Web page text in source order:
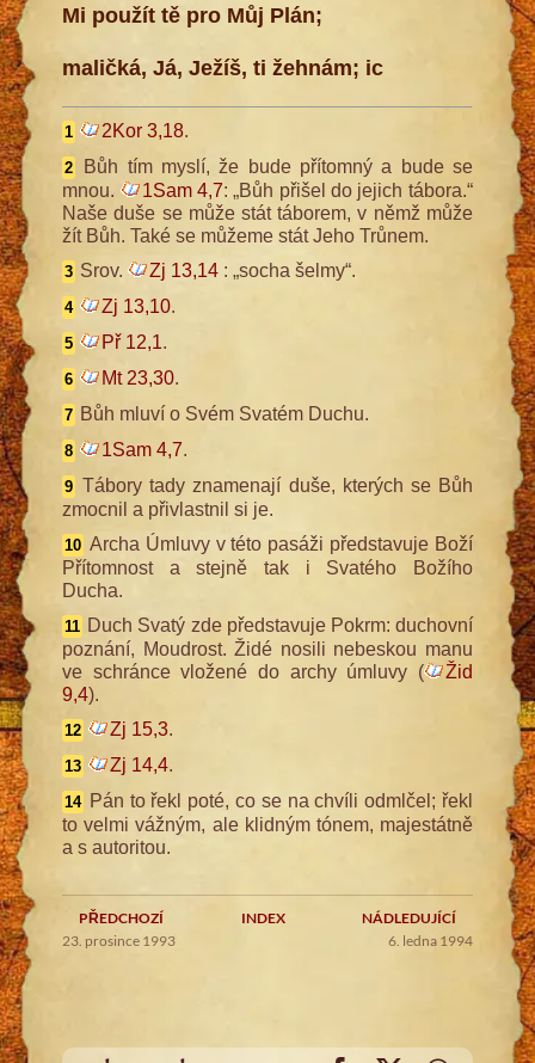
Mi použít tě pro Můj Plán;
maličká, Já, Ježíš, ti žehnám; ic
1 2Kor 3,18.
2
Bůh tím myslí, že bude přítomný a bude se
mnou.
1Sam 4,7: „Bůh přišel do jejich tábora.“
Naše duše se může stát táborem, v němž může
žít Bůh. Také se můžeme stát Jeho Trůnem.
3 Srov. Zj 13,14 : „socha šelmy“.
4 Zj 13,10.
5 Př 12,1.
6 Mt 23,30.
7 Bůh mluví o Svém Svatém Duchu.
8 1Sam 4,7.
9 Tábory tady znamenají duše, kterých se Bůh
zmocnil a přivlastnil si je.
10 Archa Úmluvy v této pasáži představuje Boží
Přítomnost a stejně tak i Svatého Božího
Ducha.
11 Duch Svatý zde představuje Pokrm: duchovní
poznání, Moudrost. Židé nosili nebeskou manu
ve schránce vložené do archy úmluvy (
Žid
9,4).
12 Zj 15,3.
13 Zj 14,4.
14 Pán to řekl poté, co se na chvíli odmlčel; řekl
to velmi vážným, ale klidným tónem, majestátně
a s autoritou.
PŘEDCHOZÍ INDEX
NÁDLEDUJÍCÍ
23. prosince 1993
6. ledna 1994